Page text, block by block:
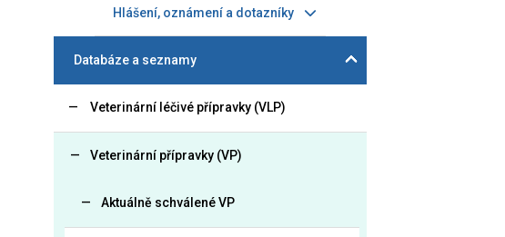
Hlášení, oznámení a dotazníky
Databáze a seznamy
Veterinární léčivé přípravky (VLP)
Veterinární přípravky (VP)
Aktuálně schválené VP